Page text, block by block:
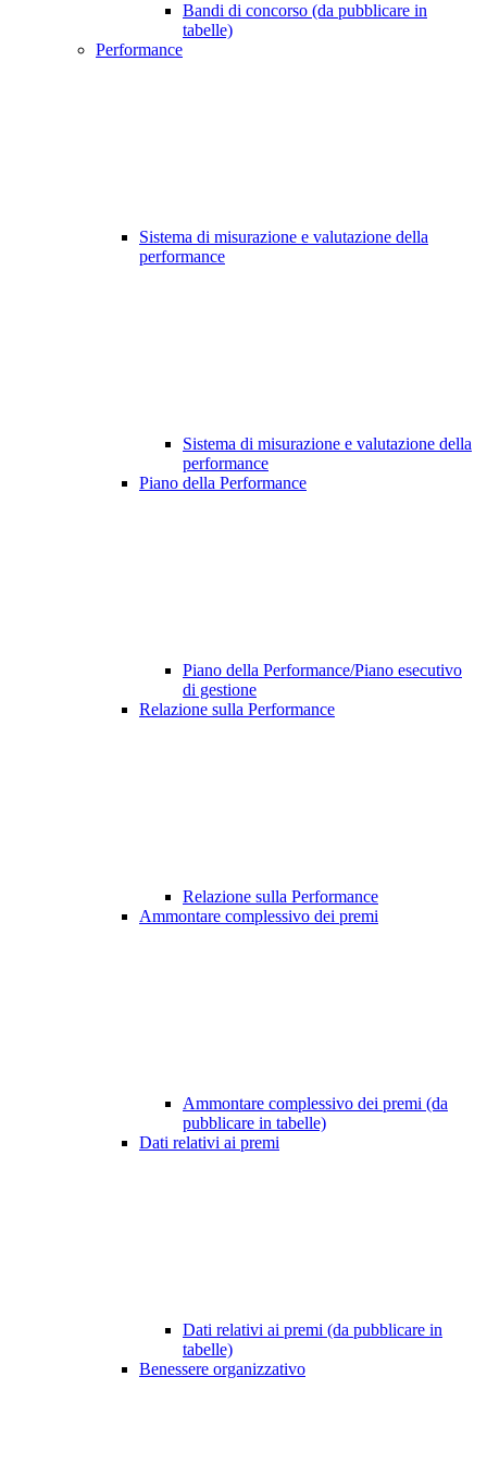
Bandi di concorso (da pubblicare in
tabelle)
Performance
Sistema di misurazione e valutazione della
performance
Sistema di misurazione e valutazione della
performance
Piano della Performance
Piano della Performance/Piano esecutivo
di gestione
Relazione sulla Performance
Relazione sulla Performance
Ammontare complessivo dei premi
Ammontare complessivo dei premi (da
pubblicare in tabelle)
Dati relativi ai premi
Dati relativi ai premi (da pubblicare in
tabelle)
Benessere organizzativo